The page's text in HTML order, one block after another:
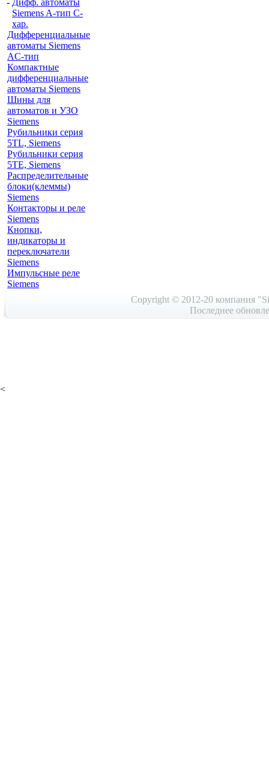
- Дифф. автоматы
Siemens A-тип C-
хар.
Дифференциальные
автоматы Siemens
AС-тип
Компактные
дифференциальные
автоматы Siemens
Шины для
автоматов и УЗО
Siemens
Рубильники серия
5TL, Siemens
Рубильники серия
5TE, Siemens
Распределительные
блоки(клеммы)
Siemens
Контакторы и реле
Siemens
Кнопки,
индикаторы и
переключатели
Siemens
Импульсные реле
Siemens
Copyright © 2012-20 компания
Последнее
<